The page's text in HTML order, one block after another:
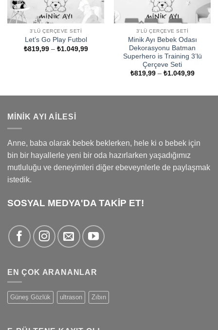
3'LÜ ÇERÇEVE SETI
Let’s Go Play Futbol
₺819,99 – ₺1.049,99Fiyat
3'LÜ ÇERÇEVE SETI
Minik Ayı Bebek Odası
Dekorasyonu Batman
Superhero is Training 3’lü
Çerçeve Seti
₺819,99 – ₺1.049,99Fiyat
MINIK AYI AILESI
Anne, baba olarak bebek beklerken, hele ki o bebek için
bin bir hayallerle yeni bir oda hazırlarken yaşadığımız
mutluluğu ve deneyimleri diğer ebeveynlerle de paylaşmak
istedik.
SOSYAL MEDYA'DA TAKİP ET!
EN ÇOK ARANANLAR
Güneş Gözlük ultrason Zıbın